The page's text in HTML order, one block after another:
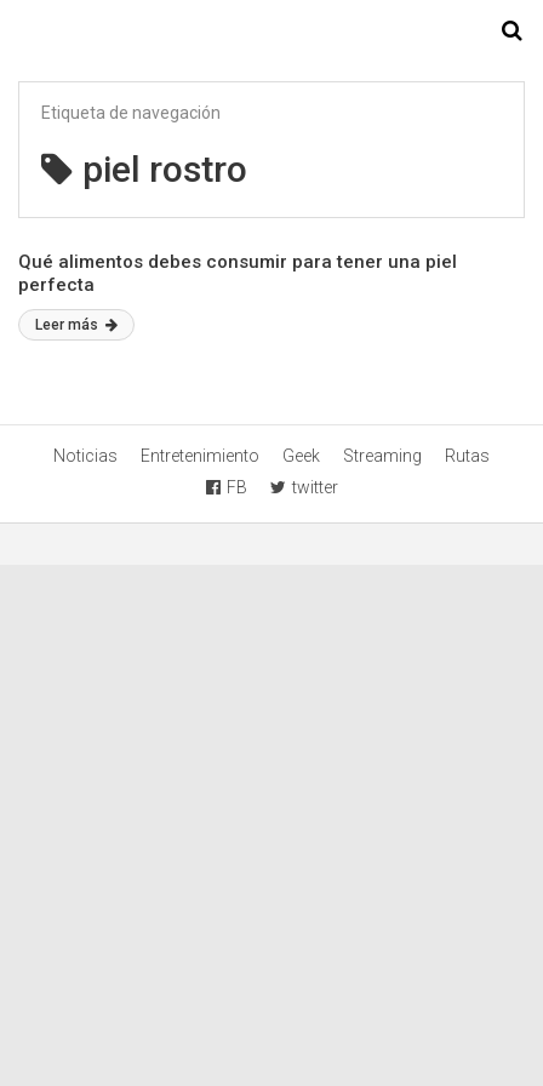
Etiqueta de navegación
piel rostro
Qué alimentos debes consumir para tener una piel
perfecta
Leer más
Noticias Entretenimiento Geek Streaming
Rutas
FB
twitter